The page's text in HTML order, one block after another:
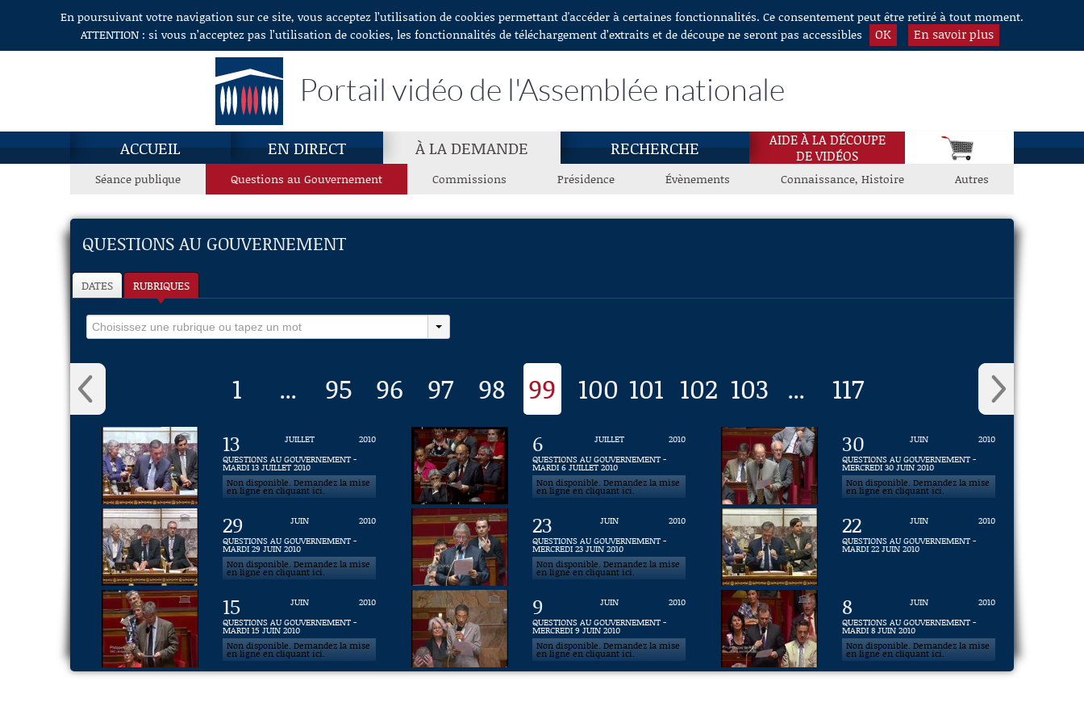
Aller au contenuEn poursuivant votre navigation sur ce site, vous acceptez l’utilisation de cookies permettant d'accéder à certaines fonctionnalités. Ce consentement peut être retiré à tout moment.
ATTENTION : si vous n’acceptez pas l’utilisation de cookies, les fonctionnalités de téléchargement d’extraits et de découpe ne seront pas accessibles
OK En savoir plus
Portail vidéo de l'Assemblée nationale
ACCUEIL EN DIRECT À LA DEMANDE RECHERCHE
AIDE À LA DÉCOUPE
DE VIDÉOS
Séance publique Questions au Gouvernement Commissions Présidence Évènements Connaissance, Histoire Autres
QUESTIONS AU GOUVERNEMENT
DATES RUBRIQUES
1 ... 95 96 97 98 99 100 101 102 103 ... 117
13 JUILLET
2010
QUESTIONS AU GOUVERNEMENT -
MARDI 13 JUILLET 2010
Non disponible. Demandez la mise
en ligne en cliquant ici.
6 JUILLET
2010
QUESTIONS AU GOUVERNEMENT -
MARDI 6 JUILLET 2010
Non disponible. Demandez la mise
en ligne en cliquant ici.
30 JUIN
2010
QUESTIONS AU GOUVERNEMENT -
MERCREDI 30 JUIN 2010
Non disponible. Demandez la mise
en ligne en cliquant ici.
29 JUIN
2010
QUESTIONS AU GOUVERNEMENT -
MARDI 29 JUIN 2010
Non disponible. Demandez la mise
en ligne en cliquant ici.
23 JUIN
2010
QUESTIONS AU GOUVERNEMENT -
MERCREDI 23 JUIN 2010
Non disponible. Demandez la mise
en ligne en cliquant ici.
22 JUIN
2010
QUESTIONS AU GOUVERNEMENT -
MARDI 22 JUIN 2010
15 JUIN
2010
QUESTIONS AU GOUVERNEMENT -
MARDI 15 JUIN 2010
Non disponible. Demandez la mise
en ligne en cliquant ici.
9 JUIN
2010
QUESTIONS AU GOUVERNEMENT -
MERCREDI 9 JUIN 2010
Non disponible. Demandez la mise
en ligne en cliquant ici.
8 JUIN
2010
QUESTIONS AU GOUVERNEMENT -
MARDI 8 JUIN 2010
Non disponible. Demandez la mise
en ligne en cliquant ici.